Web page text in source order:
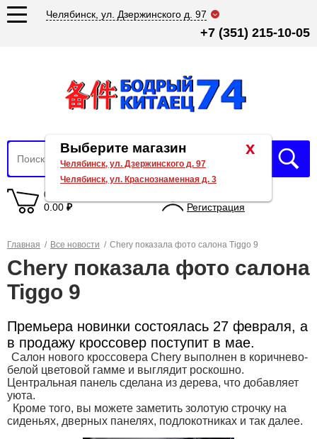
Челябинск, ул. Дзержинского д. 97
+7 (351) 215-10-05
0 товаров
0.00 ₽
Регистрация
Главная / Все новости / Chery показала фото салона Tiggo 9
Chery показала фото салона
Tiggo 9
Премьера новинки состоялась 27 февраля, а
в продажу кроссовер поступит в мае.
Салон нового кроссовера Chery выполнен в коричнево-
белой цветовой гамме и выглядит роскошно.
Центральная панель сделана из дерева, что добавляет
уюта.
Кроме того, вы можете заметить золотую строчку на
сиденьях, дверных панелях, подлокотниках и так далее.
x
Выберите магазин
Челябинск, ул. Дзержинского д. 97
Челябинск, ул. Краснознаменная д. 3